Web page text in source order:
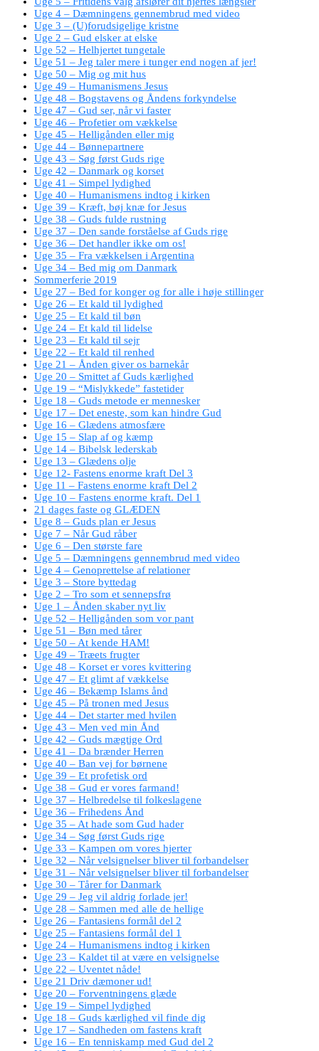
Uge 4 – Dæmningens gennembrud med video
Uge 3 – (U)forudsigelige kristne
Uge 2 – Gud elsker at elske
Uge 52 – Helhjertet tungetale
Uge 51 – Jeg taler mere i tunger end nogen af jer!
Uge 50 – Mig og mit hus
Uge 49 – Humanismens Jesus
Uge 48 – Bogstavens og Åndens forkyndelse
Uge 47 – Gud ser, når vi faster
Uge 46 – Profetier om vækkelse
Uge 45 – Helligånden eller mig
Uge 44 – Bønnepartnere
Uge 43 – Søg først Guds rige
Uge 42 – Danmark og korset
Uge 41 – Simpel lydighed
Uge 40 – Humanismens indtog i kirken
Uge 39 – Kræft, bøj knæ for Jesus
Uge 38 – Guds fulde rustning
Uge 37 – Den sande forståelse af Guds rige
Uge 36 – Det handler ikke om os!
Uge 35 – Fra vækkelsen i Argentina
Uge 34 – Bed mig om Danmark
Sommerferie 2019
Uge 27 – Bed for konger og for alle i høje stillinger
Uge 26 – Et kald til lydighed
Uge 25 – Et kald til bøn
Uge 24 – Et kald til lidelse
Uge 23 – Et kald til sejr
Uge 22 – Et kald til renhed
Uge 21 – Ånden giver os barnekår
Uge 20 – Smittet af Guds kærlighed
Uge 19 – “Mislykkede” fastetider
Uge 18 – Guds metode er mennesker
Uge 17 – Det eneste, som kan hindre Gud
Uge 16 – Glædens atmosfære
Uge 15 – Slap af og kæmp
Uge 14 – Bibelsk lederskab
Uge 13 – Glædens olje
Uge 12- Fastens enorme kraft Del 3
Uge 11 – Fastens enorme kraft Del 2
Uge 10 – Fastens enorme kraft. Del 1
21 dages faste og GLÆDEN
Uge 8 – Guds plan er Jesus
Uge 7 – Når Gud råber
Uge 6 – Den største fare
Uge 5 – Dæmningens gennembrud med video
Uge 4 – Genoprettelse af relationer
Uge 3 – Store byttedag
Uge 2 – Tro som et sennepsfrø
Uge 1 – Ånden skaber nyt liv
Uge 52 – Helligånden som vor pant
Uge 51 – Bøn med tårer
Uge 50 – At kende HAM!
Uge 49 – Træets frugter
Uge 48 – Korset er vores kvittering
Uge 47 – Et glimt af vækkelse
Uge 46 – Bekæmp Islams ånd
Uge 45 – På tronen med Jesus
Uge 44 – Det starter med hvilen
Uge 43 – Men ved min Ånd
Uge 42 – Guds mægtige Ord
Uge 41 – Da brænder Herren
Uge 40 – Ban vej for børnene
Uge 39 – Et profetisk ord
Uge 38 – Gud er vores farmand!
Uge 37 – Helbredelse til folkeslagene
Uge 36 – Frihedens Ånd
Uge 35 – At hade som Gud hader
Uge 34 – Søg først Guds rige
Uge 33 – Kampen om vores hjerter
Uge 32 – Når velsignelser bliver til forbandelser
Uge 31 – Når velsignelser bliver til forbandelser
Uge 30 – Tårer for Danmark
Uge 29 – Jeg vil aldrig forlade jer!
Uge 28 – Sammen med alle de hellige
Uge 26 – Fantasiens formål del 2
Uge 25 – Fantasiens formål del 1
Uge 24 – Humanismens indtog i kirken
Uge 23 – Kaldet til at være en velsignelse
Uge 22 – Uventet nåde!
Uge 21 Driv dæmoner ud!
Uge 20 – Forventningens glæde
Uge 19 – Simpel lydighed
Uge 18 – Guds kærlighed vil finde dig
Uge 17 – Sandheden om fastens kraft
Uge 16 – En tenniskamp med Gud del 2